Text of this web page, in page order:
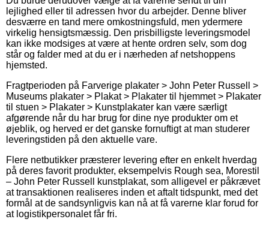
lejlighed eller til adressen hvor du arbejder. Denne bliver
desværre en tand mere omkostningsfuld, men ydermere
virkelig hensigtsmæssig. Den prisbilligste leveringsmodel
kan ikke modsiges at være at hente ordren selv, som dog
står og falder med at du er i nærheden af netshoppens
hjemsted.
Fragtperioden på Farverige plakater > John Peter Russell >
Museums plakater > Plakat > Plakater til hjemmet > Plakater
til stuen > Plakater > Kunstplakater kan være særligt
afgørende når du har brug for dine nye produkter om et
øjeblik, og herved er det ganske fornuftigt at man studerer
leveringstiden på den aktuelle vare.
Flere netbutikker præsterer levering efter en enkelt hverdag
på deres favorit produkter, eksempelvis Rough sea, Morestil
– John Peter Russell kunstplakat, som alligevel er påkrævet
at transaktionen realiseres inden et aftalt tidspunkt, med det
formål at de sandsynligvis kan nå at få varerne klar forud for
at logistikpersonalet får fri.